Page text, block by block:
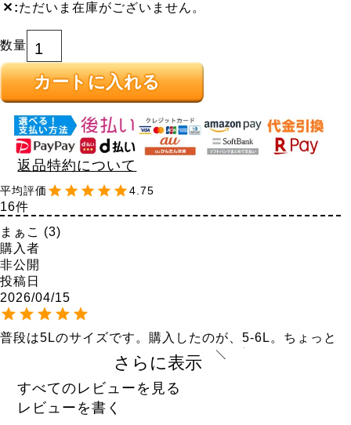
✕ ただいま在庫がございません。
カートに入れる
返品特約について
4.75
16
まぁこ
3
購入者
非公開
投稿日
2026/04/15
普段は5Lのサイズです。購入したのが、5-6L。ちょっと
きついかなと思いつつなんとかかんとか着れました。し
っかりした記事なのとよく伸びます。股のマチモしっか
りあります。でもゆったりがいいので、次回は1つ上を
購入します！
さらに表示
すべてのレビューを見る
レビューを書く